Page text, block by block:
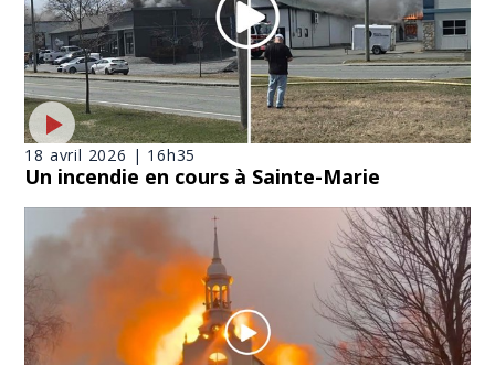
18 avril 2026 | 16h35
Un incendie en cours à Sainte-Marie